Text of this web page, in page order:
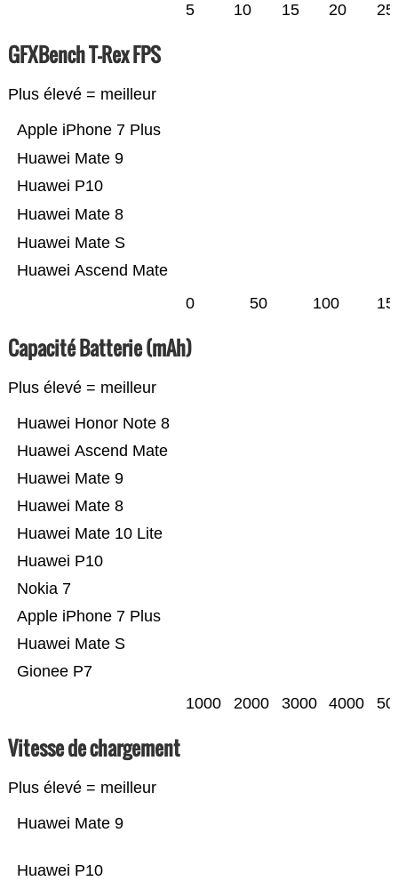
5 10 15 20 25
GFXBench T-Rex FPS
Plus élevé = meilleur
Huawei Ascend Mate
Huawei Mate S
Huawei Mate 8
Huawei P10
Huawei Mate 9
Apple iPhone 7 Plus
0 50 100
Capacité Batterie (mAh)
Plus élevé = meilleur
Gionee P7
Huawei Mate S
Apple iPhone 7 Plus
Nokia 7
Huawei P10
Huawei Mate 10 Lite
Huawei Mate 8
Huawei Mate 9
Huawei Ascend Mate
Huawei Honor Note 8
1000 2000 3000 4000
Vitesse de chargement
Plus élevé = meilleur
Huawei P10
Huawei Mate 9